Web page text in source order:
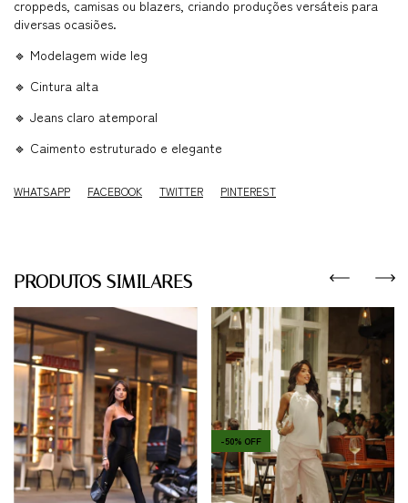
croppeds, camisas ou blazers, criando produções versáteis para
diversas ocasiões.
🔹 Modelagem wide leg
🔹 Cintura alta
🔹 Jeans claro atemporal
🔹 Caimento estruturado e elegante
WHATSAPP FACEBOOK TWITTER PINTEREST
PRODUTOS SIMILARES
-50% OFF